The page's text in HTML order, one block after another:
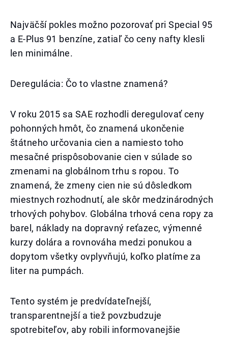
Najväčší pokles možno pozorovať pri Special 95
a E-Plus 91 benzíne, zatiaľ čo ceny nafty klesli
len minimálne.
Deregulácia: Čo to vlastne znamená?
V roku 2015 sa SAE rozhodli deregulovať ceny
pohonných hmôt, čo znamená ukončenie
štátneho určovania cien a namiesto toho
mesačné prispôsobovanie cien v súlade so
zmenami na globálnom trhu s ropou. To
znamená, že zmeny cien nie sú dôsledkom
miestnych rozhodnutí, ale skôr medzinárodných
trhových pohybov. Globálna trhová cena ropy za
barel, náklady na dopravný reťazec, výmenné
kurzy dolára a rovnováha medzi ponukou a
dopytom všetky ovplyvňujú, koľko platíme za
liter na pumpách.
Tento systém je predvídateľnejší,
transparentnejší a tiež povzbudzuje
spotrebiteľov, aby robili informovanejšie